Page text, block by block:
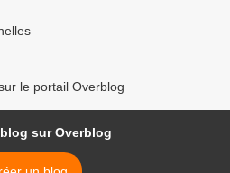
le portail Overblog
sur Overblog